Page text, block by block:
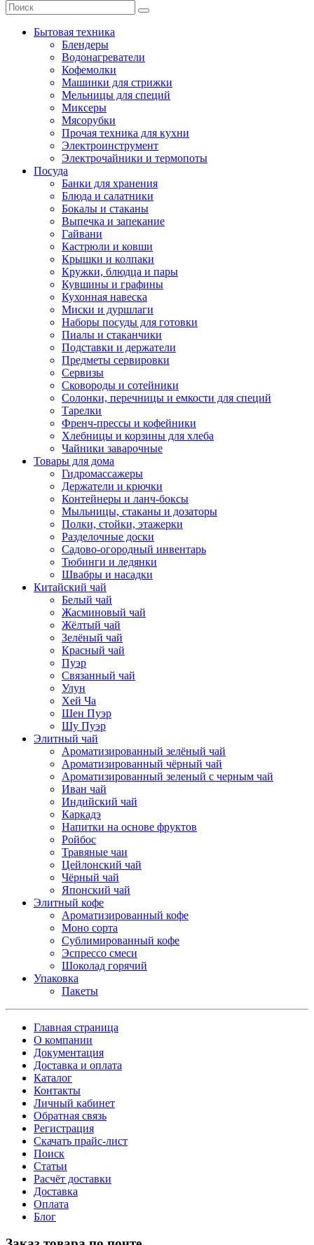
Бытовая техника
Блендеры
Водонагреватели
Кофемолки
Машинки для стрижки
Мельницы для специй
Миксеры
Мясорубки
Прочая техника для кухни
Электроинструмент
Электрочайники и термопоты
Посуда
Банки для хранения
Блюда и салатники
Бокалы и стаканы
Выпечка и запекание
Гайвани
Кастрюли и ковши
Крышки и колпаки
Кружки, блюдца и пары
Кувшины и графины
Кухонная навеска
Миски и дуршлаги
Наборы посуды для готовки
Пиалы и стаканчики
Подставки и держатели
Предметы сервировки
Сервизы
Сковороды и сотейники
Солонки, перечницы и емкости для специй
Тарелки
Френч-прессы и кофейники
Хлебницы и корзины для хлеба
Чайники заварочные
Товары для дома
Гидромассажеры
Держатели и крючки
Контейнеры и ланч-боксы
Мыльницы, стаканы и дозаторы
Полки, стойки, этажерки
Разделочные доски
Садово-огородный инвентарь
Тюбинги и ледянки
Швабры и насадки
Китайский чай
Белый чай
Жасминовый чай
Жёлтый чай
Зелёный чай
Красный чай
Пуэр
Связанный чай
Улун
Хей Ча
Шен Пуэр
Шу Пуэр
Элитный чай
Ароматизированный зелёный чай
Ароматизированный чёрный чай
Ароматизированный зеленый с черным чай
Иван чай
Индийский чай
Каркадэ
Напитки на основе фруктов
Ройбос
Травяные чаи
Цейлонский чай
Чёрный чай
Японский чай
Элитный кофе
Ароматизированный кофе
Моно сорта
Сублимированный кофе
Эспрессо смеси
Шоколад горячий
Упаковка
Пакеты
Главная страница
О компании
Документация
Доставка и оплата
Каталог
Контакты
Личный кабинет
Обратная связь
Регистрация
Скачать прайс-лист
Поиск
Статьи
Расчёт доставки
Доставка
Оплата
Блог